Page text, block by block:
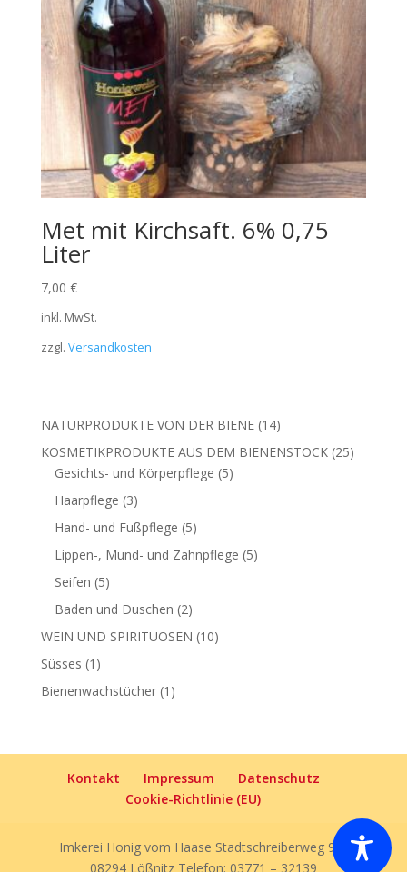
Met mit Kirchsaft. 6% 0,75
Liter
7,00 €
inkl. MwSt.
zzgl. Versandkosten
NATURPRODUKTE VON DER BIENE 1414
Produkte
KOSMETIKPRODUKTE AUS DEM BIENENSTOCK 2525
Gesichts- und Körperpflege 55
Haarpflege 33
Produkte
Hand- und Fußpflege 55
Produkte
Lippen-, Mund- und Zahnpflege 55
Seifen 55
Produkte
Baden und Duschen 22
Produkte
WEIN UND SPIRITUOSEN 1010
Süsses 1 1
Produkt
Bienenwachstücher 1 1
Kontakt Impressum
Datenschutz
Cookie-Richtlinie (EU)
Imkerei Honig vom Haase Stadtschreiberweg 9 A
08294 Lößnitz Telefon: 03771 – 32139